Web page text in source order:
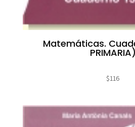
Matemáticas.
PRIMARIA)
$116